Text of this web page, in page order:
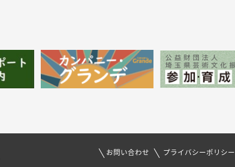
お問い合わせ プライバシーポリシー